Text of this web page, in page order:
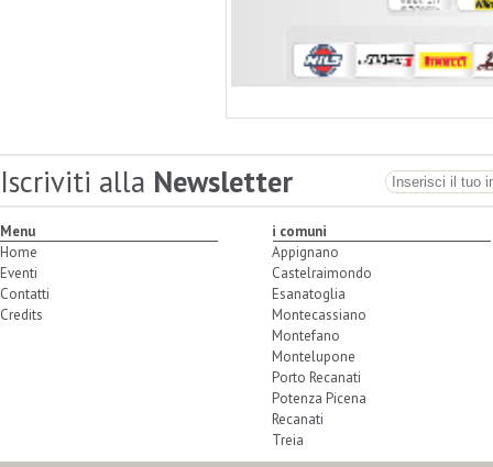
Iscriviti alla Newsletter
Menu
Home
Eventi
Contatti
Credits
i comuni
Appignano
Castelraimondo
Esanatoglia
Montecassiano
Montefano
Montelupone
Porto Recanati
Potenza Picena
Recanati
Treia